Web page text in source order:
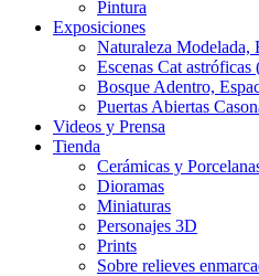
Pintura
Exposiciones
Naturaleza Modelada,
Escenas Cat astróficas
Bosque Adentro,
Puertas Abiertas
Videos y Prensa
Tienda
Cerámicas y
Dioramas
Miniaturas
Personajes 3D
Prints
Sobre relieves